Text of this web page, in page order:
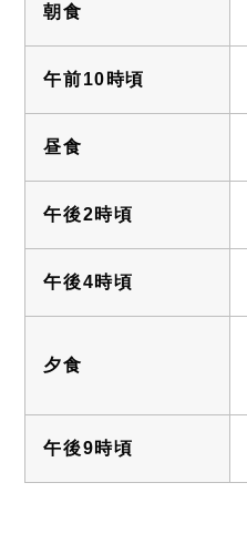
朝食
午前10時頃
昼食
午後2時頃
午後4時頃
夕食
午後9時頃